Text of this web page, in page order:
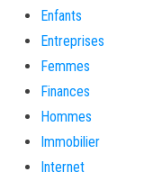
Enfants
Entreprises
Femmes
Finances
Hommes
Immobilier
Internet